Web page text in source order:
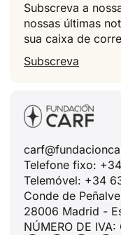
Subscreva a
nossas últimas
sua caixa de
Subscreva
Telefone fixo:
Telemóvel: +34
Conde de
28006 Madrid -
NÚMERO DE